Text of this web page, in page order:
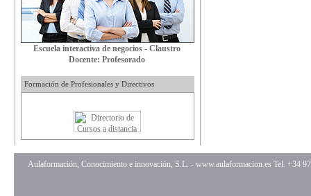
Escuela interactiva de negocios - Claustro
Docente: Profesorado
Formación de Profesionales y Directivos
Aulaformación, Conocimiento e innovación, S.L. -www.aulaformacion.es Tel. +34